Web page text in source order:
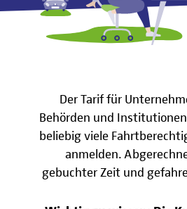
Der Tarif für
Behörden und
beliebig viele
anmelden.
gebuchter Zeit und